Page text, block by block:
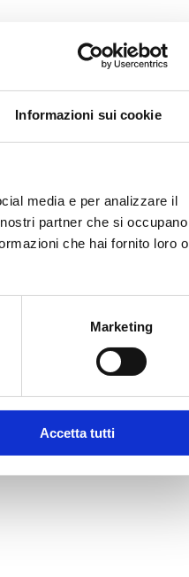
Informazioni sui cookie
media e per analizzare il
partner che si occupano
che hai fornito loro o
Marketing
Accetta tutti